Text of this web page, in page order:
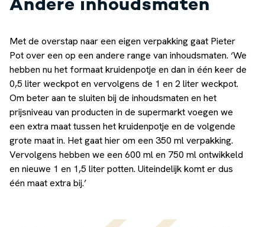
Andere inhoudsmaten
Met de overstap naar een eigen verpakking gaat Pieter
Pot over een op een andere range van inhoudsmaten. ‘We
hebben nu het formaat kruidenpotje en dan in één keer de
0,5 liter weckpot en vervolgens de 1 en 2 liter weckpot.
Om beter aan te sluiten bij de inhoudsmaten en het
prijsniveau van producten in de supermarkt voegen we
een extra maat tussen het kruidenpotje en de volgende
grote maat in. Het gaat hier om een 350 ml verpakking.
Vervolgens hebben we een 600 ml en 750 ml ontwikkeld
en nieuwe 1 en 1,5 liter potten. Uiteindelijk komt er dus
één maat extra bij.’